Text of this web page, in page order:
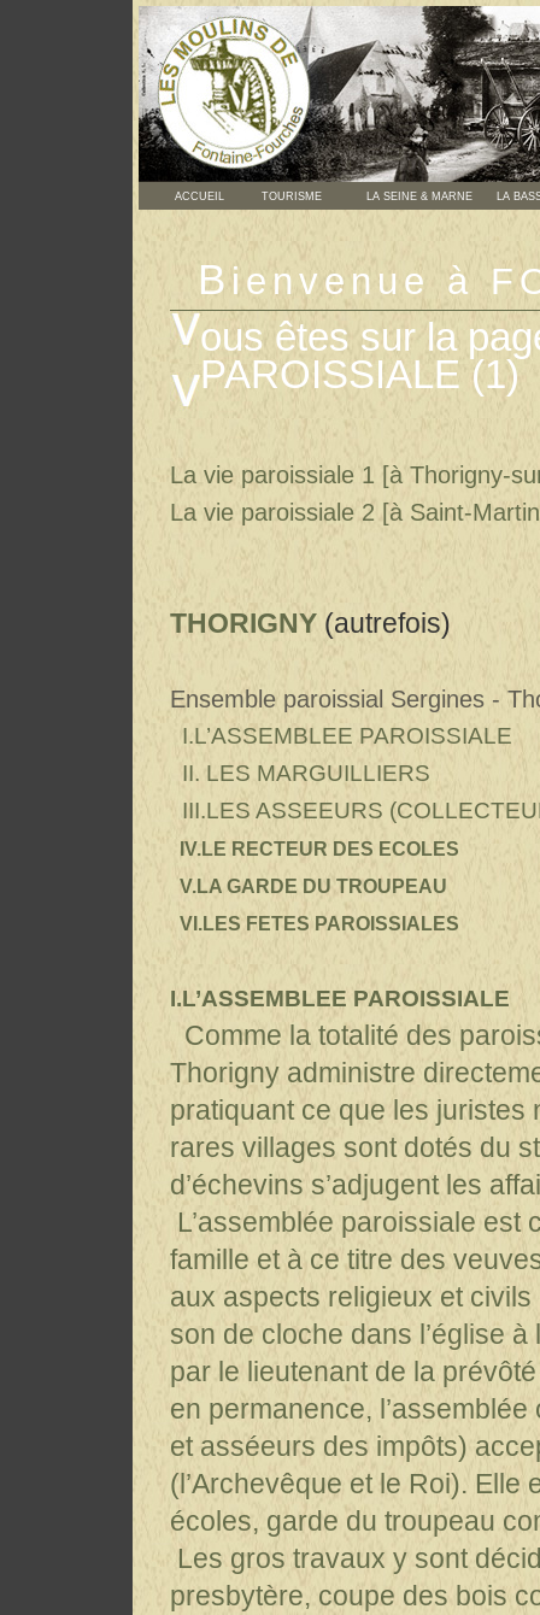
ACCUEIL TOURISME LA SEINE & MARNE LA
B ienvenue à
ous êtes sur la
PAROISSIALE (1)
La vie paroissiale 1 [à Thorigny-
La vie paroissiale 2 [à Saint-
THORIGNY (autrefois)
Ensemble paroissial Sergines -
I.L’ASSEMBLEE PAROISSIALE
II. LES MARGUILLIERS
III.LES ASSEEURS
IV.LE RECTEUR DES ECOLES
V.LA GARDE DU TROUPEAU
VI.LES FETES PAROISSIALES
I.L’ASSEMBLEE PAROISSIALE
Comme la totalité des
Thorigny administre
pratiquant ce que les juristes
rares villages sont dotés du
d’échevins s’adjugent les
L’assemblée paroissiale est
famille et à ce titre des
aux aspects religieux et
son de cloche dans l’église
par le lieutenant de la
en permanence,
et asséeurs des impôts)
(l’Archevêque et le Roi).
écoles, garde du troupeau
Les gros travaux y sont
presbytère, coupe des bois